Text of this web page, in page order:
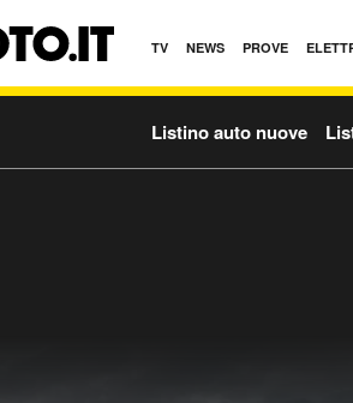
TV NEWS PROVE
Listino auto nuove